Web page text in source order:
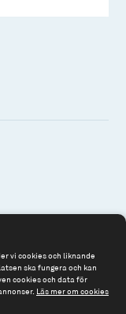
vi cookies och liknande
ska fungera och kan
cookies och data för
Läs mer om cookies